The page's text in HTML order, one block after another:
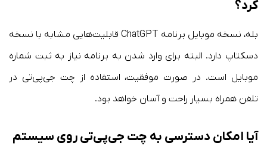
کرد؟
بله، نسخه موبایل برنامه ChatGPT قابلیت‌هایی مشابه با نسخه
دسکتاپ دارد. البته برای وارد شدن به برنامه نیاز به ثبت شماره
موبایل است. در صورت موفقیت، استفاده از چت جی‌پی‌تی در
تلفن همراه بسیار راحت و آسان خواهد بود.
آیا امکان دسترسی به چت جی‌پی‌تی روی سیستم